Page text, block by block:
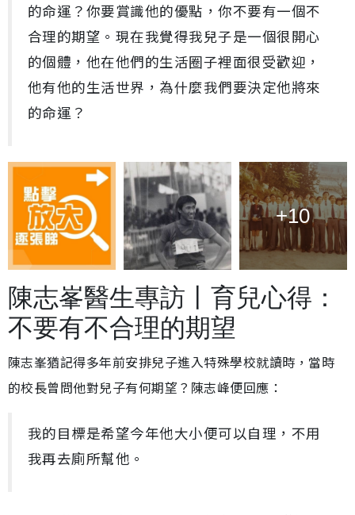
的命運？你要賞識他的優點，你不要有一個不
合理的期望。現在我覺得我兒子是一個很開心
的個體，他在他們的生活圈子裡面很受歡迎，
他有他的生活世界，為什麼我們要決定他將來
的命運？
+10
陳志峯醫生專訪丨育兒心得：
不要有不合理的期望
陳志峯猶記得多年前安排兒子進入特殊學校就讀時，當時
的校長曾問他對兒子有何期望？陳志峰便回應：
我的目標是希望今年他大小便可以自理，不用
我再去廁所幫他。